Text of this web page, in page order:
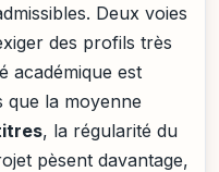
Deux voies
des profils très
académique est
que la moyenne
, la régularité du
pèsent davantage,